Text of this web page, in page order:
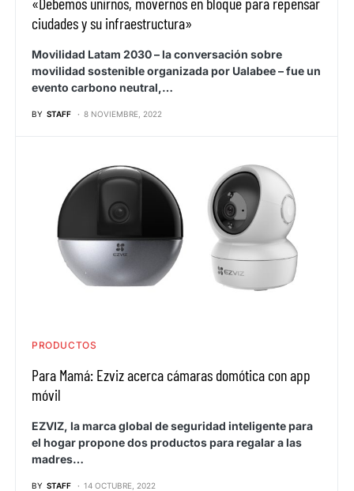
ciudades y su infraestructura»
Movilidad Latam 2030 – la conversación sobre
movilidad sostenible organizada por Ualabee – fue un
evento carbono neutral,…
BY STAFF 8 NOVIEMBRE, 2022
PRODUCTOS
Para Mamá: Ezviz acerca cámaras domótica con app
móvil
EZVIZ, la marca global de seguridad inteligente para
el hogar propone dos productos para regalar a las
madres…
BY STAFF 14 OCTUBRE, 2022